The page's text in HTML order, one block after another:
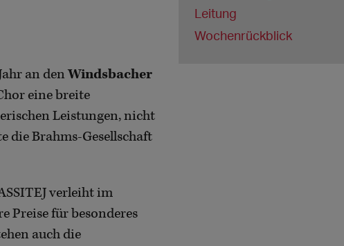
an denWindsbacher
eine breite
Leistungen, nicht
die Brahms-Gesellschaft
verleiht im
Preise für besonderes
auch die
Leitung
Wochenrückblick